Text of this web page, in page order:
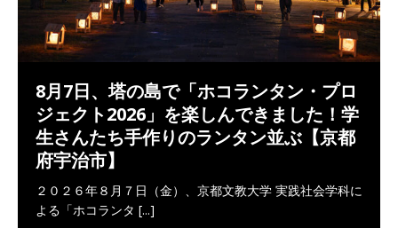
8月7日、塔の島で「ホコランタン・プロ
ジェクト2026」を楽しんできました！学
生さんたち手作りのランタン並ぶ【京都
府宇治市】
２０２６年８月７日（金）、京都文教大学 実践社会学科に
よる「ホコランタ [...]